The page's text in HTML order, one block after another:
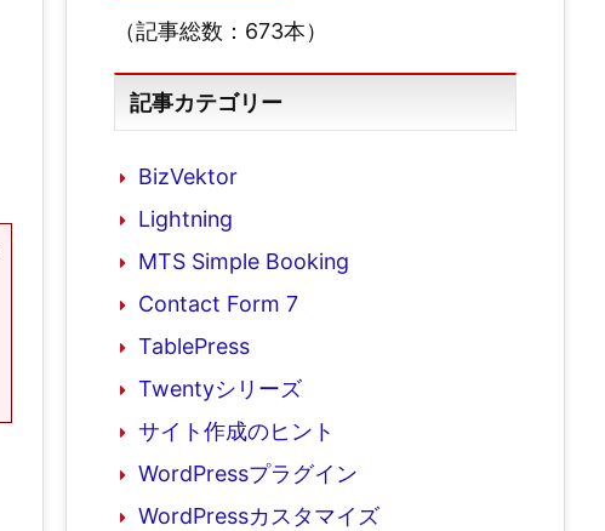
（記事総数：673本）
記事カテゴリー
BizVektor
Lightning
MTS Simple Booking
Contact Form 7
TablePress
Twentyシリーズ
サイト作成のヒント
WordPressプラグイン
WordPressカスタマイズ